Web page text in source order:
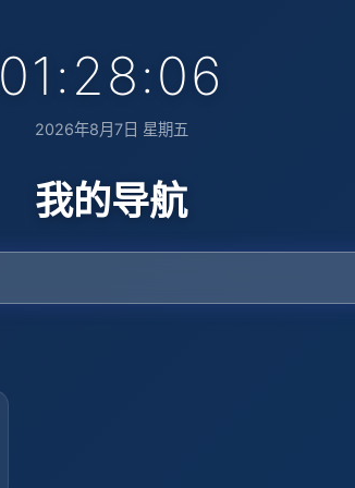
01:28:07
2026年8月7日 星期五
我的导航